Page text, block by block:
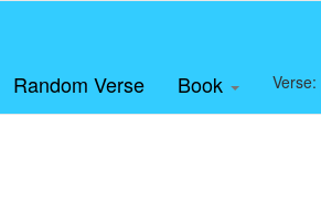
Random Verse Book Verse: